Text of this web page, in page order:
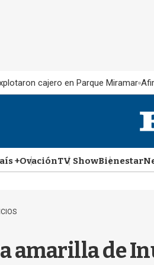
cajero en Parque Miramar
+OvaciónTV ShowBienestar
amarilla de